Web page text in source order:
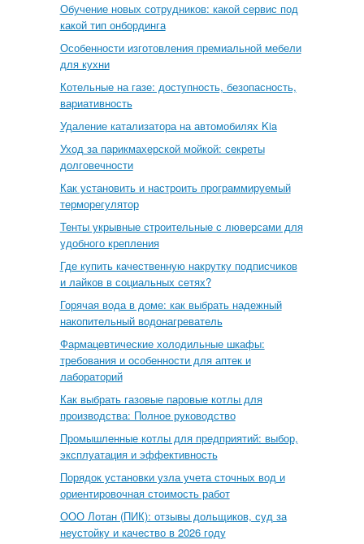
Обучение новых сотрудников: какой сервис под
какой тип онбординга
Особенности изготовления премиальной мебели
для кухни
Котельные на газе: доступность, безопасность,
вариативность
Удаление катализатора на автомобилях Kia
Уход за парикмахерской мойкой: секреты
долговечности
Как установить и настроить программируемый
терморегулятор
Тенты укрывные строительные с люверсами для
удобного крепления
Где купить качественную накрутку подписчиков
и лайков в социальных сетях?
Горячая вода в доме: как выбрать надежный
накопительный водонагреватель
Фармацевтические холодильные шкафы:
требования и особенности для аптек и
лабораторий
Как выбрать газовые паровые котлы для
производства: Полное руководство
Промышленные котлы для предприятий: выбор,
эксплуатация и эффективность
Порядок установки узла учета сточных вод и
ориентировочная стоимость работ
ООО Лотан (ПИК): отзывы дольщиков, суд за
неустойку и качество в 2026 году